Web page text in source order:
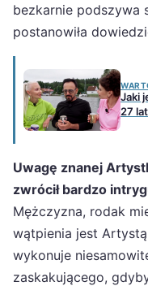
bezkarnie podszywa
postanowiła
Jaki
27
Uwagę znanej
zwrócił bardzo
Mężczyzna, rodak
wątpienia jest
wykonuje
zaskakującego,